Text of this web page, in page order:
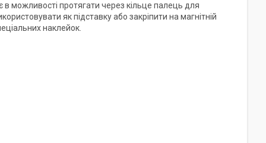
можливості протягати через кільце палець для
як підставку або закріпити на магнітній
наклейок.